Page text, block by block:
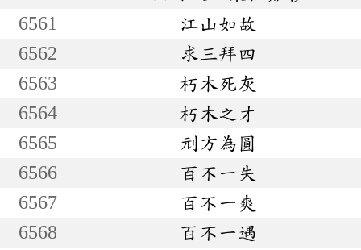
6561
江山如故
6562
求三拜四
6563
朽木死灰
6564
朽木之才
6565
刓方為圓
6566
百不一失
6567
百不一爽
6568
百不一遇